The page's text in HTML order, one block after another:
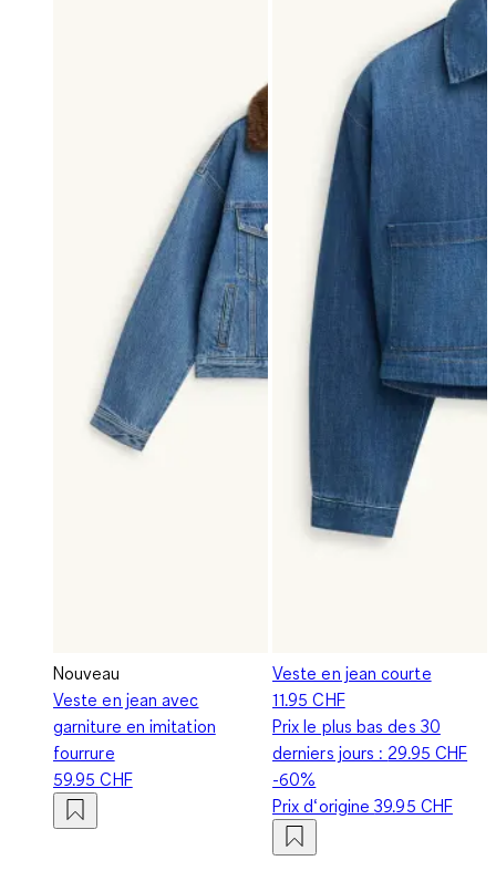
Nouveau
Veste en jean avec
garniture en imitation
fourrure
59.95 CHF
Veste en jean courte
11.95 CHF
Prix le plus bas des 30
derniers jours : 29.95 CHF
-60%
Prix d‘origine39.95 CHF